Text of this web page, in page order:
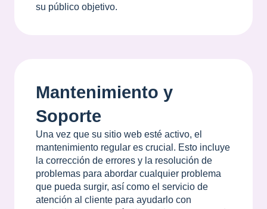
su público objetivo.
Mantenimiento y
Soporte
Una vez que su sitio web esté activo, el
mantenimiento regular es crucial. Esto incluye
la corrección de errores y la resolución de
problemas para abordar cualquier problema
que pueda surgir, así como el servicio de
atención al cliente para ayudarlo con